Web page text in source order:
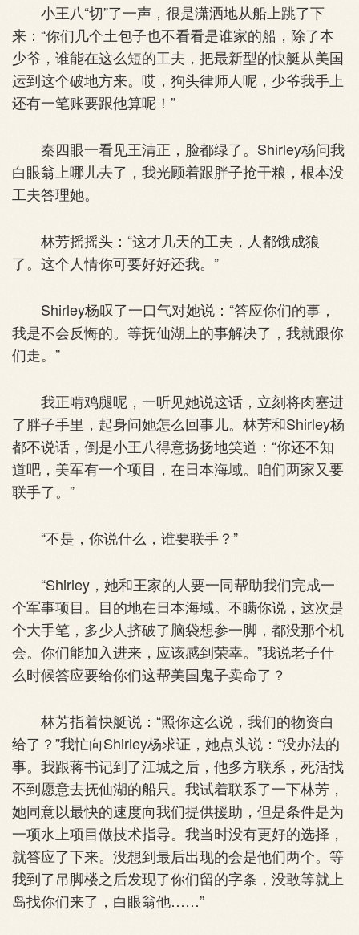
小王八“切”了一声，很是潇洒地从船上跳了下
来：“你们几个土包子也不看看是谁家的船，除了本
少爷，谁能在这么短的工夫，把最新型的快艇从美国
运到这个破地方来。哎，狗头律师人呢，少爷我手上
还有一笔账要跟他算呢！”
秦四眼一看见王清正，脸都绿了。Shirley杨问我
白眼翁上哪儿去了，我光顾着跟胖子抢干粮，根本没
工夫答理她。
林芳摇摇头：“这才几天的工夫，人都饿成狼
了。这个人情你可要好好还我。”
Shirley杨叹了一口气对她说：“答应你们的事，
我是不会反悔的。等抚仙湖上的事解决了，我就跟你
们走。”
我正啃鸡腿呢，一听见她说这话，立刻将肉塞进
了胖子手里，起身问她怎么回事儿。林芳和Shirley杨
都不说话，倒是小王八得意扬扬地笑道：“你还不知
道吧，美军有一个项目，在日本海域。咱们两家又要
联手了。”
“不是，你说什么，谁要联手？”
“Shirley，她和王家的人要一同帮助我们完成一
个军事项目。目的地在日本海域。不瞒你说，这次是
个大手笔，多少人挤破了脑袋想参一脚，都没那个机
会。你们能加入进来，应该感到荣幸。”我说老子什
么时候答应要给你们这帮美国鬼子卖命了？
林芳指着快艇说：“照你这么说，我们的物资白
给了？”我忙向Shirley杨求证，她点头说：“没办法的
事。我跟蒋书记到了江城之后，他多方联系，死活找
不到愿意去抚仙湖的船只。我试着联系了一下林芳，
她同意以最快的速度向我们提供援助，但是条件是为
一项水上项目做技术指导。我当时没有更好的选择，
就答应了下来。没想到最后出现的会是他们两个。等
我到了吊脚楼之后发现了你们留的字条，没敢等就上
岛找你们来了，白眼翁他……”